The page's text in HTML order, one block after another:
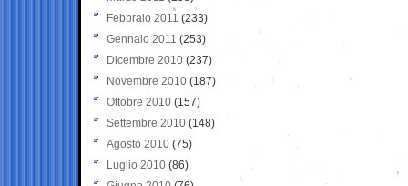
Febbraio 2011 (233)
Gennaio 2011 (253)
Dicembre 2010 (237)
Novembre 2010 (187)
Ottobre 2010 (157)
Settembre 2010 (148)
Agosto 2010 (75)
Luglio 2010 (86)